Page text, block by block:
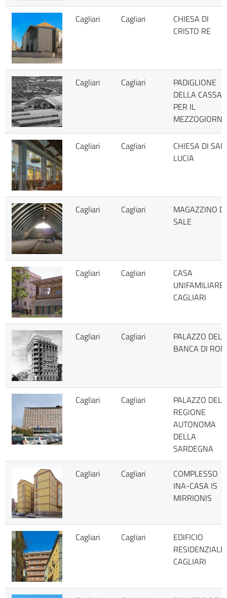
Cagliari Cagliari
CHIESA DI
CRISTO RE
Cagliari Cagliari
PADIGLIONE
DELLA CASSA
PER IL
Cagliari Cagliari
CHIESA DI
LUCIA
Cagliari Cagliari
MAGAZZINO
SALE
Cagliari Cagliari
CASA
UNIFAMILIARE
CAGLIARI
Cagliari Cagliari
PALAZZO
BANCA DI
Cagliari Cagliari
PALAZZO
REGIONE
AUTONOMA
DELLA
SARDEGNA
Cagliari Cagliari
COMPLESSO
INA-CASA IS
MIRRIONIS
Cagliari Cagliari
EDIFICIO
CAGLIARI